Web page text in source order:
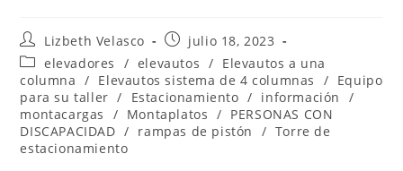
Lizbeth Velasco
julio 18, 2023
elevadores
/ elevautos / Elevautos a una
columna / Elevautos sistema de 4 columnas / Equipo
para su taller / Estacionamiento / información
/
montacargas
/ Montaplatos / PERSONAS CON
DISCAPACIDAD / rampas de pistón / Torre de
estacionamiento